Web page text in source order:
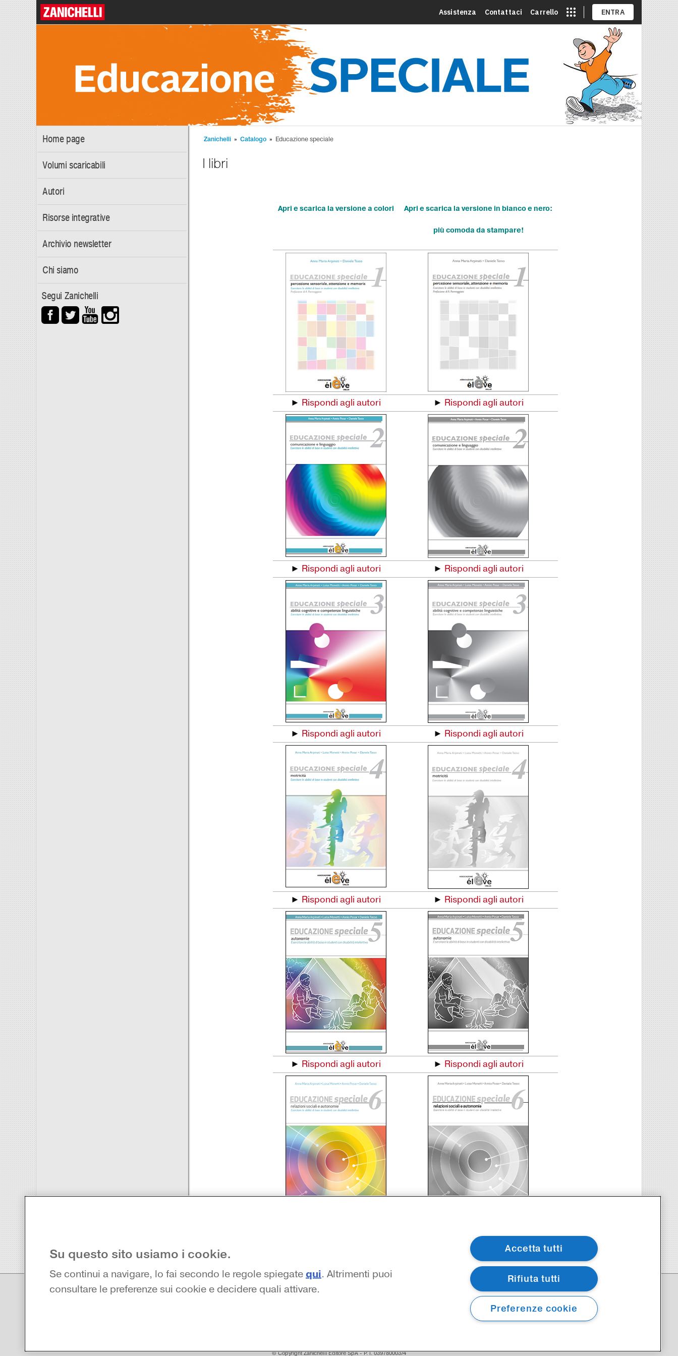
Assistenza Contattaci Carrello ENTRA
Home page
Volumi scaricabili
Autori
Risorse integrative
Archivio newsletter
Chi siamo
Segui Zanichelli
Zanichelli » Catalogo » Educazione speciale
I libri
Apri e scarica la versione a colori Apri e scarica la versione in bianco e nero:
più comoda da stampare!
► Rispondi agli autori ► Rispondi agli autori
► Rispondi agli autori ► Rispondi agli autori
► Rispondi agli autori ► Rispondi agli autori
► Rispondi agli autori ► Rispondi agli autori
► Rispondi agli autori ► Rispondi agli autori
Risorse riservate
Alle risorse eventualmente indicate con questo simbolo può accedere solo chi insegna.
Come registrarsi come insegnante su myZanichelli
© Copyright Zanichelli Editore SpA - P. I. 03978000374
Su questo sito usiamo i cookie.
Se continui a navigare, lo fai secondo le regole spiegate qui. Altrimenti puoi
consultare le preferenze sui cookie e decidere quali attivare.
Accetta tutti
Rifiuta tutti
Preferenze cookie